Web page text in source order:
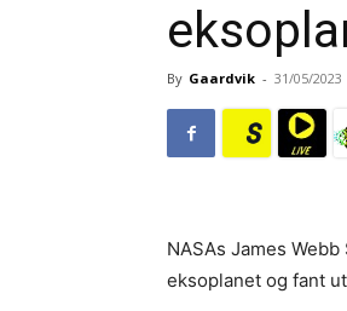
By Gaardvik - 31/05/2023
NASAs James
eksoplanet og fant